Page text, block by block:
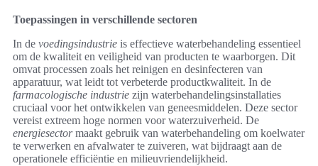
Toepassingen in verschillende sectoren
In de voedingsindustrie is effectieve waterbehandeling essentieel
om de kwaliteit en veiligheid van producten te waarborgen. Dit
omvat processen zoals het reinigen en desinfecteren van
apparatuur, wat leidt tot verbeterde productkwaliteit. In de
farmacologische industrie zijn waterbehandelingsinstallaties
cruciaal voor het ontwikkelen van geneesmiddelen. Deze sector
vereist extreem hoge normen voor waterzuiverheid. De
energiesectormaakt gebruik van waterbehandeling om koelwater
te verwerken en afvalwater te zuiveren, wat bijdraagt aan de
operationele efficiëntie en milieuvriendelijkheid.